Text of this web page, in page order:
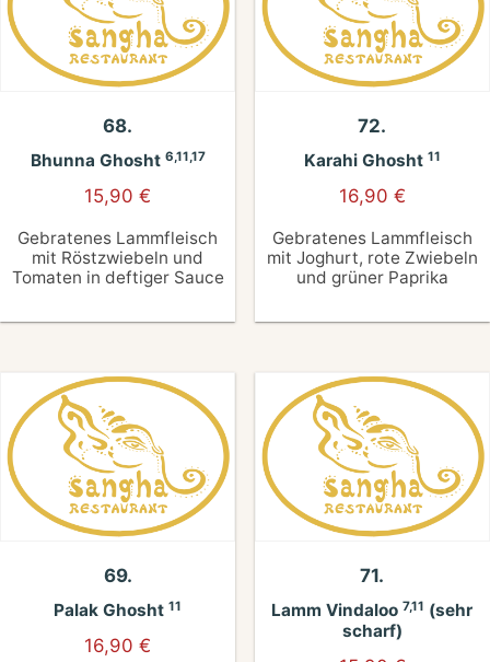
68.
Bhunna Ghosht 6,11,17
15,90€
Gebratenes Lammfleisch
mit Röstzwiebeln und
Tomaten in deftiger Sauce
72.
Karahi Ghosht 11
16,90 €
Gebratenes Lammfleisch
mit Joghurt, rote Zwiebeln
und grüner Paprika
69.
Palak Ghosht11
16,90€
71.
Lamm Vindaloo 7,11 (sehr
scharf)